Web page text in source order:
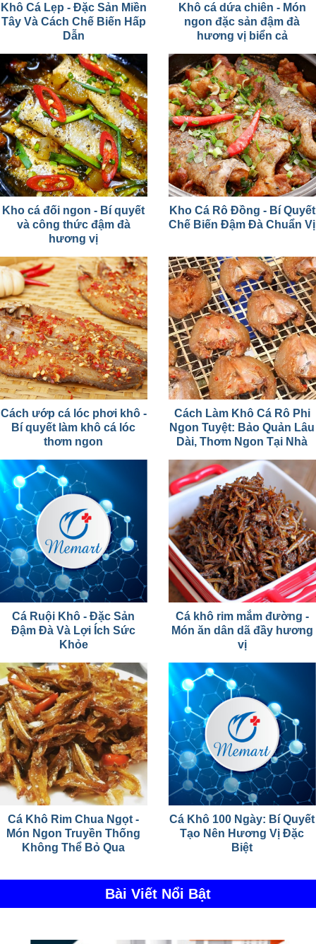
Khô Cá Lẹp - Đặc Sản Miền
Tây Và Cách Chế Biến Hấp
Dẫn
Khô cá dứa chiên - Món
ngon đặc sản đậm đà
hương vị biển cả
Kho cá đối ngon - Bí quyết
và công thức đậm đà
hương vị
Kho Cá Rô Đồng - Bí Quyết
Chế Biến Đậm Đà Chuẩn Vị
Cách ướp cá lóc phơi khô -
Bí quyết làm khô cá lóc
thơm ngon
Cách Làm Khô Cá Rô Phi
Ngon Tuyệt: Bảo Quản Lâu
Dài, Thơm Ngon Tại Nhà
Cá Ruội Khô - Đặc Sản
Đậm Đà Và Lợi Ích Sức
Khỏe
Cá khô rim mắm đường -
Món ăn dân dã đầy hương
vị
Cá Khô Rim Chua Ngọt -
Món Ngon Truyền Thống
Không Thể Bỏ Qua
Cá Khô 100 Ngày: Bí Quyết
Tạo Nên Hương Vị Đặc
Biệt
Bài Viết Nổi Bật